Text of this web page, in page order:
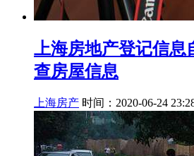
上海房地产登记信息
查房屋信息
上海房产 时间：2020-06-24